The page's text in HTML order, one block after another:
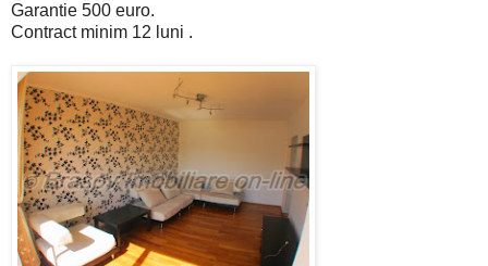
Garantie 500 euro.
Contract minim 12 luni .